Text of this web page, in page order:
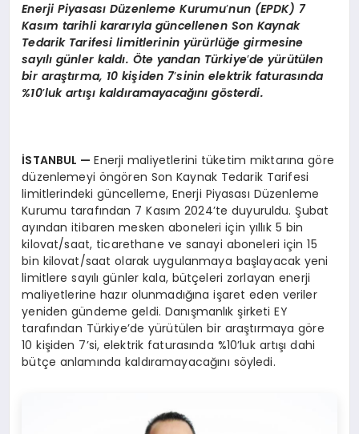
Enerji Piyasası Düzenleme Kurumu’nun (EPDK) 7
Kasım tarihli kararıyla güncellenen Son Kaynak
Tedarik Tarifesi limitlerinin yürürlüğe girmesine
sayılı günler kaldı. Öte yandan Türkiye’de yürütülen
bir araştırma, 10 kişiden 7’sinin elektrik faturasında
%10’luk artışı kaldıramayacağını gösterdi.
İSTANBUL —Enerji maliyetlerini tüketim miktarına göre
düzenlemeyi öngören Son Kaynak Tedarik Tarifesi
limitlerindeki güncelleme, Enerji Piyasası Düzenleme
Kurumu tarafından 7 Kasım 2024’te duyuruldu. Şubat
ayından itibaren mesken aboneleri için yıllık 5 bin
kilovat/saat, ticarethane ve sanayi aboneleri için 15
bin kilovat/saat olarak uygulanmaya başlayacak yeni
limitlere sayılı günler kala, bütçeleri zorlayan enerji
maliyetlerine hazır olunmadığına işaret eden veriler
yeniden gündeme geldi. Danışmanlık şirketi EY
tarafından Türkiye’de yürütülen bir araştırmaya göre
10 kişiden 7’si, elektrik faturasında %10’luk artışı dahi
bütçe anlamında kaldıramayacağını söyledi.